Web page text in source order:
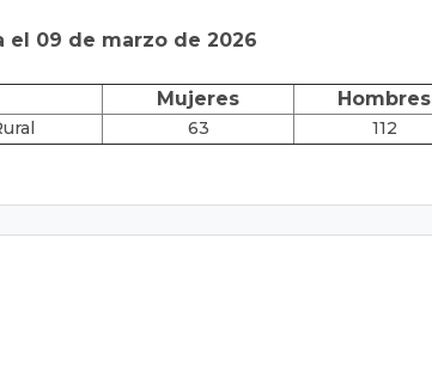
el 09 de marzo de 2026
Mujeres Hombres
63 112